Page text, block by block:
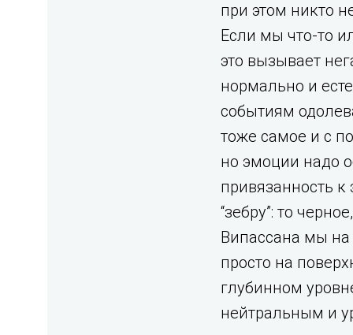
при этом никто
Если мы что-то
это вызывает
нормально и
событиям
тоже самое и с
но эмоции надо
привязанность
“зебру”: то
Випассана мы на
просто на
глубинном
нейтральным и